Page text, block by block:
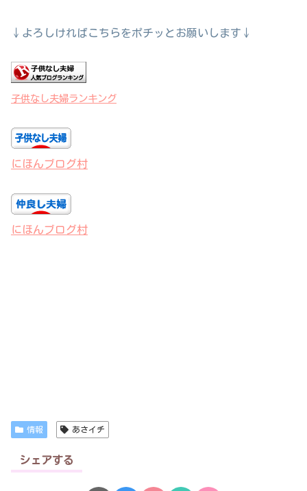
↓よろしければこちらをポチッとお願いします↓
子供なし夫婦ランキング
にほんブログ村
にほんブログ村
情報 あさイチ
シェアする